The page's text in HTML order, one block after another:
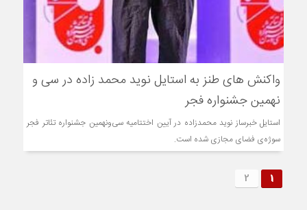
واکنش های طنز به استایل نوید محمد زاده در سی و
نهمین جشنواره فجر
استایل خبرساز نوید محمدزاده در آیین اختتامیه سی‌و‌نهمین جشنواره تئاتر فجر
سوژه‌ی فضای مجازی شده است.
1
2